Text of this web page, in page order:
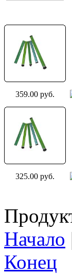
359.00 руб.
325.00 руб.
Начало
Конец